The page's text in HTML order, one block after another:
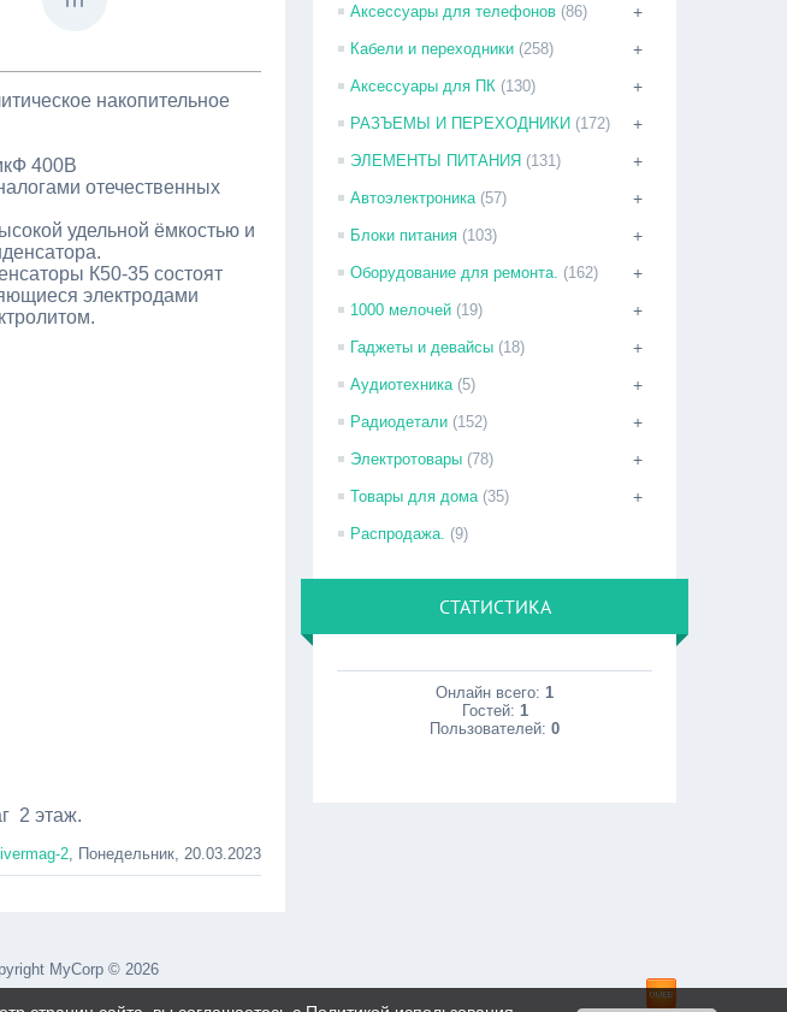
накопительное
400В
отечественных
удельной ёмкостью и
К50-35 состоят
электродами
2 этаж.
2, Понедельник, 20.03.2023
+
Аксессуары для телефонов (86)
+
Кабели и переходники (258)
+
Аксессуары для ПК (130)
+
РАЗЪЕМЫ И ПЕРЕХОДНИКИ (172)
+
ЭЛЕМЕНТЫ ПИТАНИЯ (131)
+
Автоэлектроника (57)
+
Блоки питания (103)
+
Оборудование для ремонта. (162)
+
1000 мелочей (19)
+
Гаджеты и девайсы (18)
+
Аудиотехника (5)
+
Радиодетали (152)
+
Электротовары (78)
+
Товары для дома (35)
Распродажа. (9)
СТАТИСТИКА
Онлайн всего:1
Гостей: 1
Пользователей:0
MyCorp © 2026